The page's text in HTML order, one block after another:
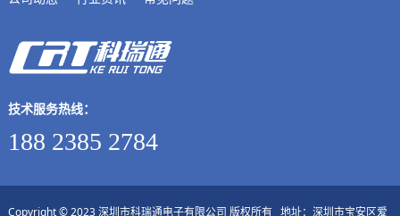
技术服务热线：
188 2385 2784
Copyright © 2023 深圳市科瑞通电子有限公司 版权所有 地址：深圳市宝安区爱